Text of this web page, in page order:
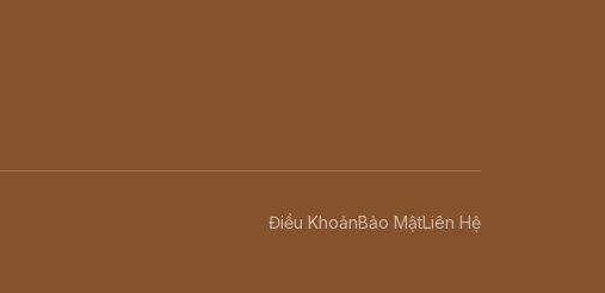
Điều KhoảnBảo MậtLiên Hệ